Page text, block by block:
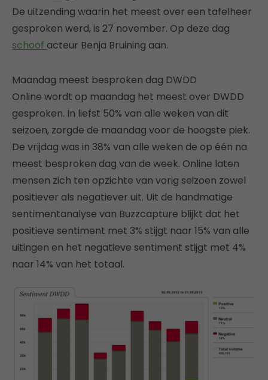
De uitzending waarin het meest over een tafelheer
gesproken werd, is 27 november. Op deze dag
schoof acteur Benja Bruining aan.
Maandag meest besproken dag DWDD
Online wordt op maandag het meest over DWDD
gesproken. In liefst 50% van alle weken van dit
seizoen, zorgde de maandag voor de hoogste piek.
De vrijdag was in 38% van alle weken de op één na
meest besproken dag van de week. Online laten
mensen zich ten opzichte van vorig seizoen zowel
positiever als negatiever uit. Uit de handmatige
sentimentanalyse van Buzzcapture blijkt dat het
positieve sentiment met 3% stijgt naar 15% van alle
uitingen en het negatieve sentiment stijgt met 4%
naar 14% van het totaal.